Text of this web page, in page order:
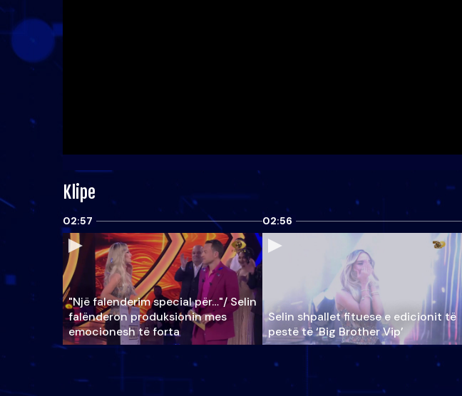
Klipe
02:57
"Një falenderim special për…"/ Selin
falënderon produksionin mes
emocionesh të forta
02:56
Selin shpallet fituese e edicionit të
pestë të ‘Big Brother Vip’